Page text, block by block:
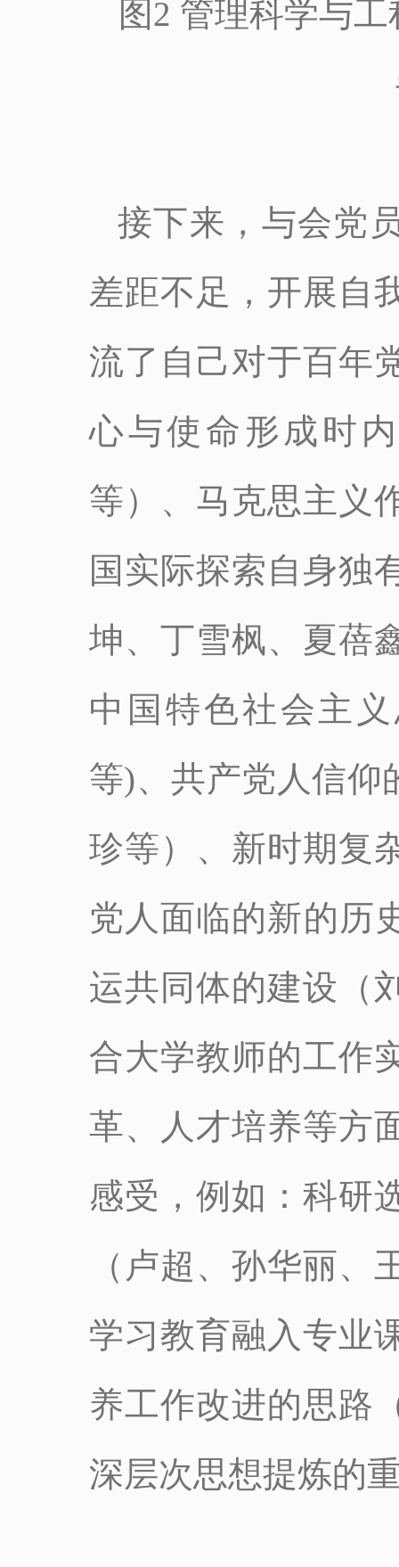
图2 管理科学与
接下来，与会党
差距不足，开展自
流了自己对于百年
心与使命形成时
等）、马克思主义
国实际探索自身独
坤、丁雪枫、夏蓓
中国特色社会主
等)、共产党人信仰
珍等）、新时期复
党人面临的新的
运共同体的建设（
合大学教师的工作
革、人才培养等方
感受，例如：科研
（卢超、孙华丽
学习教育融入专业
养工作改进的思路
深层次思想提炼的